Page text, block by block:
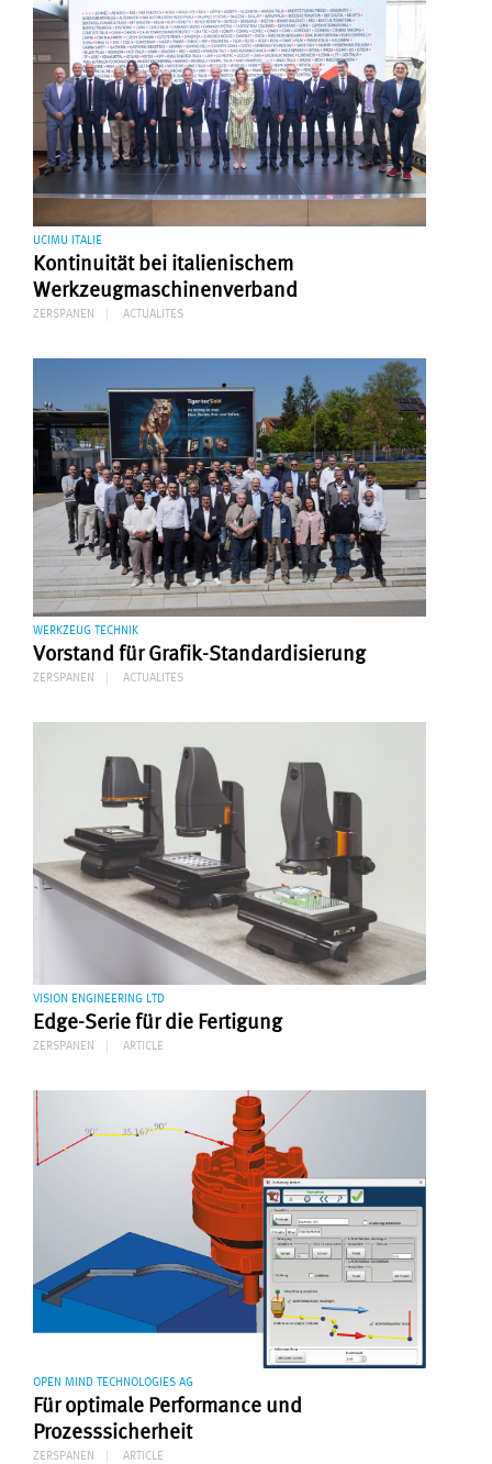
UCIMU ITALIE
Kontinuität bei italienischem
Werkzeugmaschinenverband
ZERSPANEN ACTUALITES
WERKZEUG TECHNIK
Vorstand für Grafik-Standardisierung
ZERSPANEN ACTUALITES
VISION ENGINEERING LTD
Edge-Serie für die Fertigung
ZERSPANEN ARTICLE
OPEN MIND TECHNOLOGIES AG
Für optimale Performance und
Prozesssicherheit
ZERSPANEN ARTICLE